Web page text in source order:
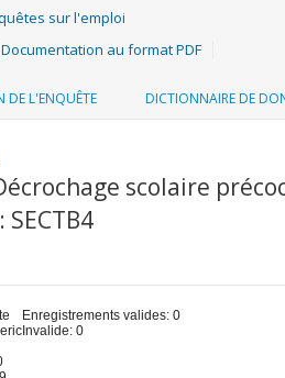
sur l'emploi
au format PDF
DE L'ENQUÊTE DICTIONNAIRE DE
scolaire
Enregistrements valides: 0
Invalide: 0